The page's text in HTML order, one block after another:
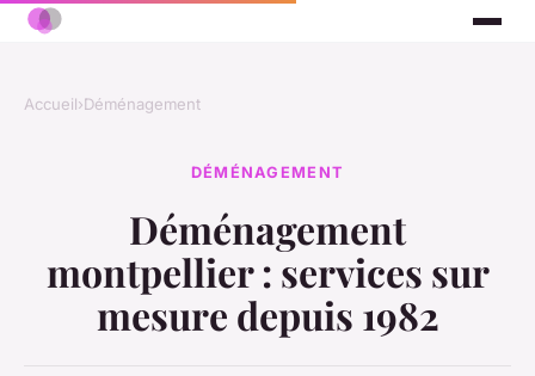
Accueil›Déménagement
DÉMÉNAGEMENT
Déménagement
montpellier : services sur
mesure depuis 1982